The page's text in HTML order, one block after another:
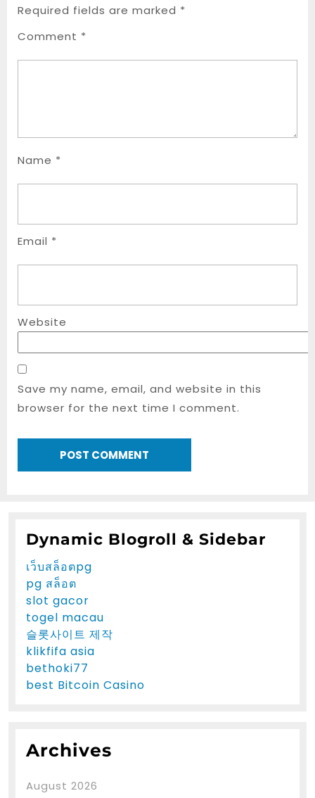
Required fields are marked *
Comment *
Name *
Email *
Website
Save my name, email, and website in this
browser for the next time I comment.
Dynamic Blogroll & Sidebar
เว็บสล็อตpg
pg สล็อต
slot gacor
togel macau
슬롯사이트 제작
klikfifa asia
bethoki77
best Bitcoin Casino
Archives
August 2026